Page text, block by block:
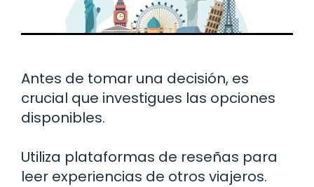
Antes de tomar una decisión, es
crucial que investigues las opciones
disponibles.
Utiliza plataformas de reseñas para
leer experiencias de otros viajeros.